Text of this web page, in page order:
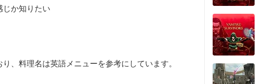
か知りたい
、料理名は英語メニューを参考にしています。